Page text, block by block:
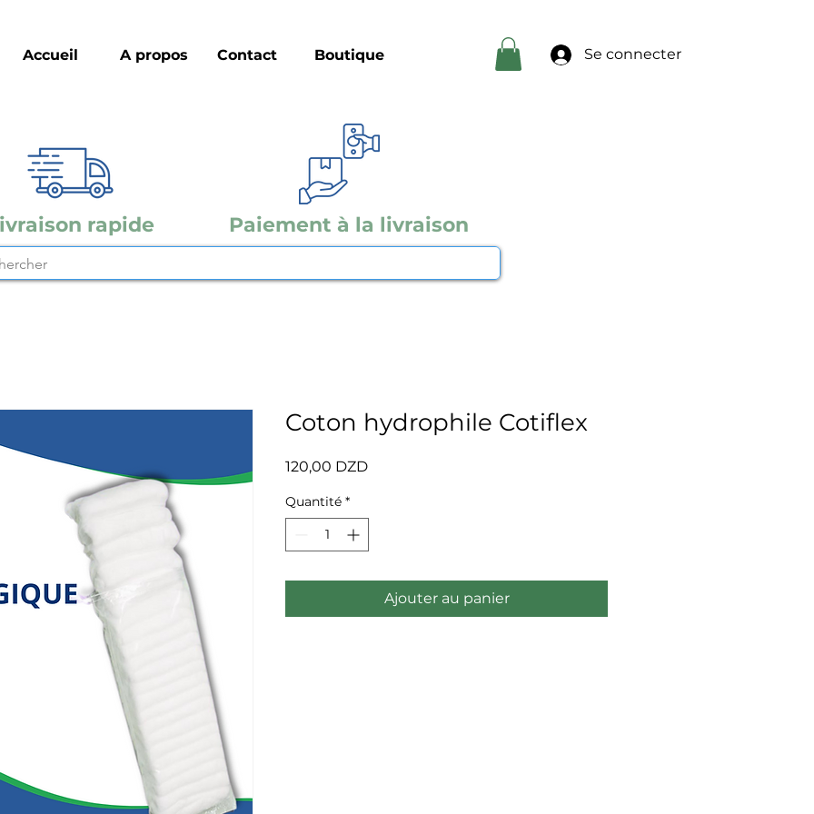
Accueil A propos Contact Boutique Se connecter
rapide Paiement à la livraison
Coton hydrophile Cotiflex
120,00 DZDPrix
Quantité *
Ajouter au panier